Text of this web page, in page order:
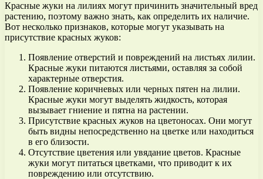
Красные жуки на лилиях могут причинить значительный вред
растению, поэтому важно знать, как определить их наличие.
Вот несколько признаков, которые могут указывать на
присутствие красных жуков:
Появление отверстий и повреждений на листьях лилии.
Красные жуки питаются листьями, оставляя за собой
характерные отверстия.
Появление коричневых или черных пятен на лилии.
Красные жуки могут выделять жидкость, которая
вызывает гниение и пятна на растении.
Присутствие красных жуков на цветоносах. Они могут
быть видны непосредственно на цветке или находиться
в его близости.
Отсутствие цветения или увядание цветов. Красные
жуки могут питаться цветками, что приводит к их
повреждению или отсутствию.